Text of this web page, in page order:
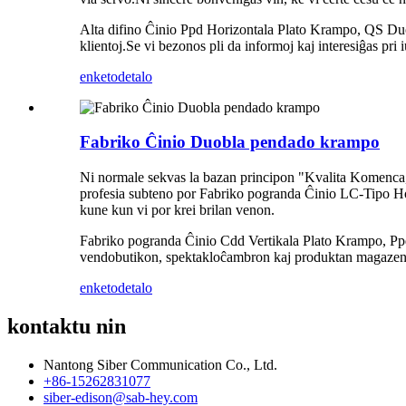
Alta difino Ĉinio Ppd Horizontala Plato Krampo, QS
klientoj.Se vi bezonos pli da informoj kaj interesiĝas
enketodetalo
Fabriko Ĉinio Duobla pendado krampo
Ni normale sekvas la bazan principon "Kvalita
profesia subteno por Fabriko pogranda Ĉinio LC-Tipo
kune kun vi por krei brilan venon.
Fabriko pogranda Ĉinio Cdd Vertikala Plato Krampo,
vendobutikon, spektakloĉambron kaj produktan
enketodetalo
kontaktu nin
Nantong Siber Communication Co., Ltd.
+86-15262831077
siber-edison@sab-hey.com